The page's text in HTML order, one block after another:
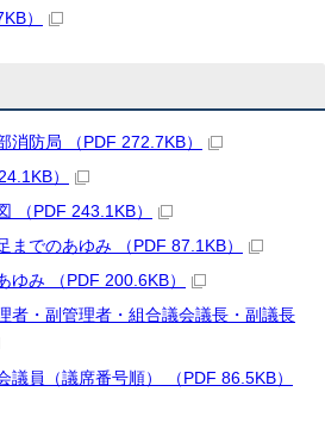
）
消防局 （PDF 272.7KB）
）
（PDF 243.1KB）
までのあゆみ （PDF 87.1KB）
ゆみ （PDF 200.6KB）
者・副管理者・組合議会議長・副議長
議員（議席番号順） （PDF 86.5KB）